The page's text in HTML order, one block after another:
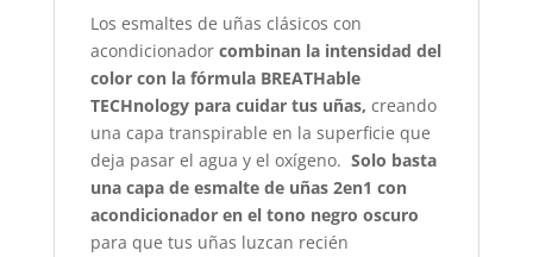
Los esmaltes de uñas clásicos con
acondicionador combinan la intensidad del
color con la fórmula BREATHable
TECHnology para cuidar tus uñas, creando
una capa transpirable en la superficie que
deja pasar el agua y el oxígeno. Solo basta
una capa de esmalte de uñas 2en1 con
acondicionador en el tono negro oscuro
para que tus uñas luzcan recién